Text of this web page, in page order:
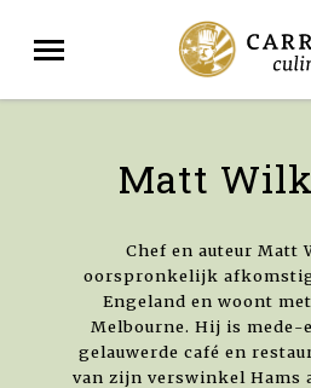
Matt
Chef en auteur Matt
oorspronkelijk
Engeland en woont
Melbourne. Hij is mede-
gelauwerde café en
van zijn verswinkel Hams